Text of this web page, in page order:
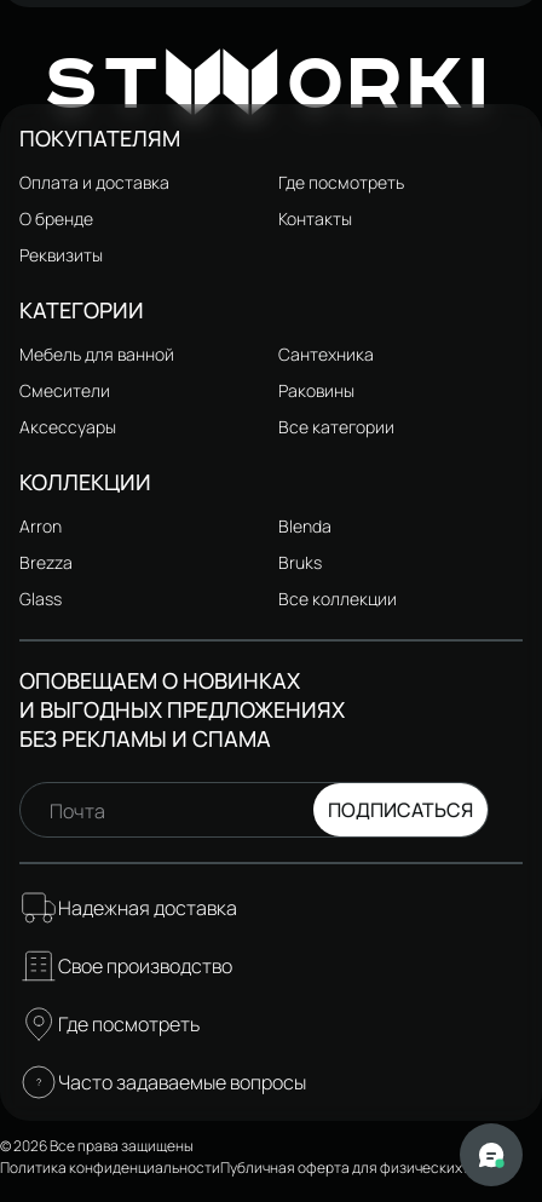
STW ORKI
ПОКУПАТЕЛЯМ
Оплата и доставка
Где посмотреть
О бренде
Контакты
Реквизиты
КАТЕГОРИИ
Мебель для ванной
Сантехника
Смесители
Раковины
Аксессуары
Все категории
КОЛЛЕКЦИИ
Arron
Blenda
Brezza
Bruks
Glass
Все коллекции
ОПОВЕЩАЕМ О НОВИНКАХ
И ВЫГОДНЫХ ПРЕДЛОЖЕНИЯХ
БЕЗ РЕКЛАМЫ И СПАМА
Почта ПОДПИСАТЬСЯ
Надежная доставка
Свое производство
Где посмотреть
Часто задаваемые вопросы
© 2026 Все права защищены
Политика конфиденциальностиПубличная оферта для физических лиц